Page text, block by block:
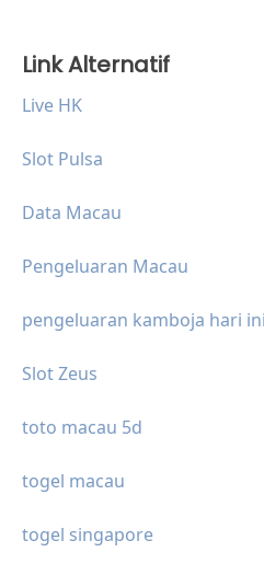
Link Alternatif
Live HK
Slot Pulsa
Data Macau
Pengeluaran Macau
pengeluaran kamboja hari ini
Slot Zeus
toto macau 5d
togel macau
togel singapore